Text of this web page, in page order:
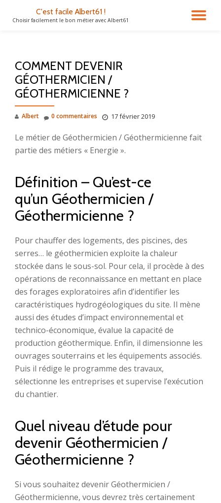
C'est facile Albert61 !
Choisir facilement le bon métier avec Albert61
COMMENT DEVENIR
GÉOTHERMICIEN /
GÉOTHERMICIENNE ?
Albert 17 février 2019
0 commentaires
Le métier de Géothermicien / Géothermicienne fait
partie des métiers « Energie ».
Définition – Qu’est-ce
qu’un Géothermicien /
Géothermicienne ?
Pour chauffer des logements, des piscines, des
serres… le géothermicien exploite la chaleur
stockée dans le sous-sol. Pour cela, il procède à des
opérations de reconnaissance en mettant en place
des forages exploratoires afin d’identifier les
caractéristiques hydrogéologiques du site. Il mène
aussi des études d’impact environnemental et
technico-économique, évalue la capacité de
production géothermique. Enfin, il dimensionne les
ouvrages souterrains et les équipements associés.
Puis il rédige le programme des travaux,
sélectionne les entreprises et supervise l’exécution
du chantier.
Quel niveau d’étude pour
devenir Géothermicien /
Géothermicienne ?
Si vous souhaitez devenir Géothermicien /
Géothermicienne, vous devrez très certainement